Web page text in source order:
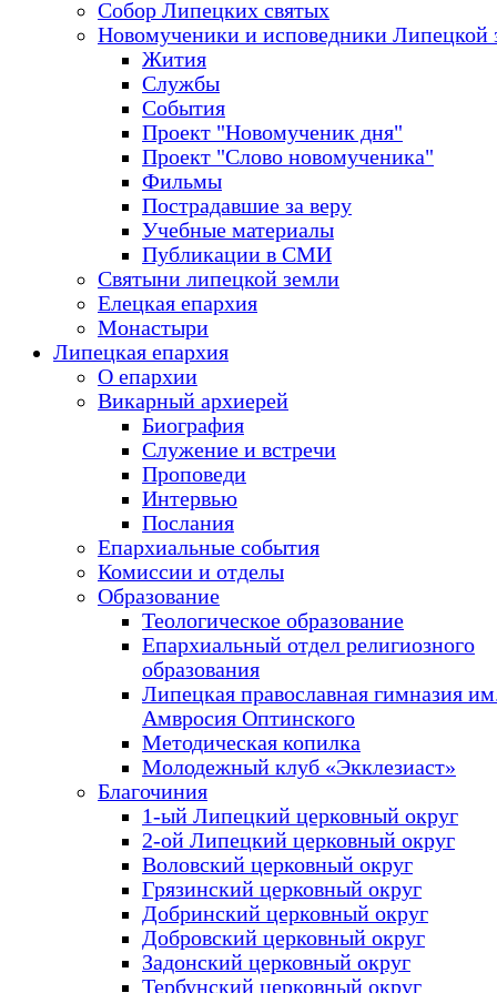
Собор Липецких святых
Новомученики и исповедники Липецкой
Жития
Службы
События
Проект "Новомученик дня"
Проект "Слово новомученика"
Фильмы
Пострадавшие за веру
Учебные материалы
Публикации в СМИ
Святыни липецкой земли
Елецкая епархия
Монастыри
Липецкая епархия
О епархии
Викарный архиерей
Биография
Служение и встречи
Проповеди
Интервью
Послания
Епархиальные события
Комиссии и отделы
Образование
Теологическое образование
Епархиальный отдел религиозного
образования
Липецкая православная гимназия
Амвросия Оптинского
Методическая копилка
Молодежный клуб «Экклезиаст»
Благочиния
1-ый Липецкий церковный округ
2-ой Липецкий церковный округ
Воловский церковный округ
Грязинский церковный округ
Добринский церковный округ
Добровский церковный округ
Задонский церковный округ
Тербунский церковный округ